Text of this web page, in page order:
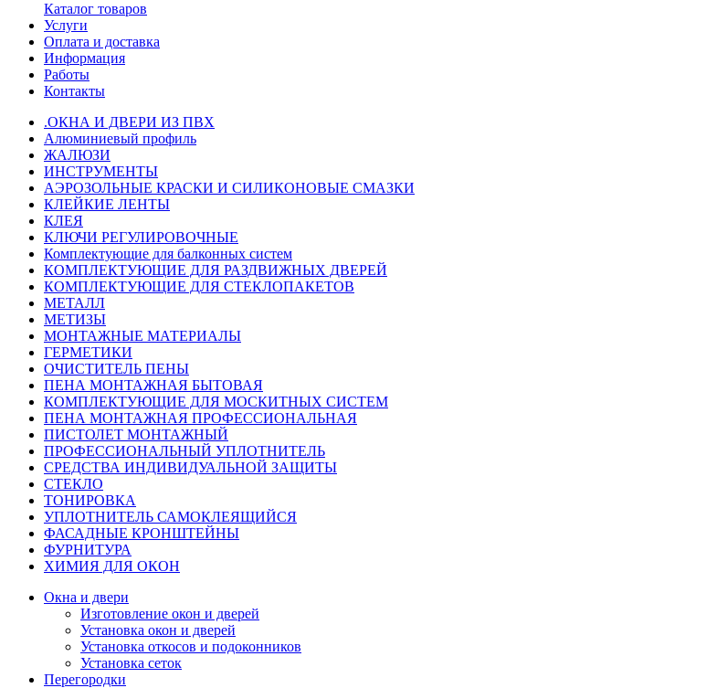
Каталог товаров
Услуги
Оплата и доставка
Информация
Работы
Контакты
.ОКНА И ДВЕРИ ИЗ ПВХ
Алюминиевый профиль
ЖАЛЮЗИ
ИНСТРУМЕНТЫ
АЭРОЗОЛЬНЫЕ КРАСКИ И СИЛИКОНОВЫЕ СМАЗКИ
КЛЕЙКИЕ ЛЕНТЫ
КЛЕЯ
КЛЮЧИ РЕГУЛИРОВОЧНЫЕ
Комплектующие для балконных систем
КОМПЛЕКТУЮЩИЕ ДЛЯ РАЗДВИЖНЫХ ДВЕРЕЙ
КОМПЛЕКТУЮЩИЕ ДЛЯ СТЕКЛОПАКЕТОВ
МЕТАЛЛ
МЕТИЗЫ
МОНТАЖНЫЕ МАТЕРИАЛЫ
ГEPМЕТИКИ
ОЧИСТИТЕЛЬ ПЕНЫ
ПЕНА МОНТАЖНАЯ БЫТОВАЯ
КОМПЛЕКТУЮЩИЕ ДЛЯ МОСКИТНЫХ СИСТЕМ
ПЕНА МОНТАЖНАЯ ПРОФЕССИОНАЛЬНАЯ
ПИСТОЛЕТ МОНТАЖНЫЙ
ПРОФЕССИОНАЛЬНЫЙ УПЛОТНИТЕЛЬ
СРЕДСТВА ИНДИВИДУАЛЬНОЙ ЗАЩИТЫ
СТЕКЛО
ТОНИРОВКА
УПЛОТНИТЕЛЬ САМОКЛЕЯЩИЙСЯ
ФАСАДНЫЕ КРОНШТЕЙНЫ
ФУРНИТУРА
ХИМИЯ ДЛЯ ОКОН
Окна и двери
Изготовление окон и дверей
Установка окон и дверей
Установка откосов и подоконников
Установка сеток
Перегородки